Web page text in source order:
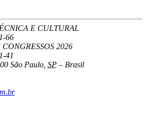
E CULTURAL
66
2026
41
São Paulo SP – Brasil